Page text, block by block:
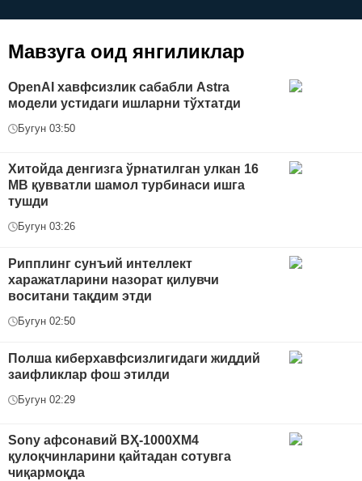
Мавзуга оид янгиликлар
OpenAI хавфсизлик сабабли Astra
модели устидаги ишларни тўхтатди
Бугун 03:50
Хитойда денгизга ўрнатилган улкан 16
МВ қувватли шамол турбинаси ишга
тушди
Бугун 03:26
Рипплинг сунъий интеллект
харажатларини назорат қилувчи
воситани тақдим этди
Бугун 02:50
Полша киберхавфсизлигидаги жиддий
заифликлар фош этилди
Бугун 02:29
Sony афсонавий ВҲ-1000XM4
қулоқчинларини қайтадан сотувга
чиқармоқда